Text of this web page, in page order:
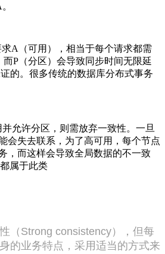
求A（可用），相当于每个请求都需
而P（分区）会导致同步时间无限延
的。很多传统的数据库分布式事务
并允许分区，则需放弃一致性。一旦
会失去联系，为了高可用，每个节点
，而这样会导致全局数据的不一致
属于此类
（Strong consistency），但每
的业务特点，采用适当的方式来